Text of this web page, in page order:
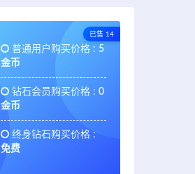
已售 14
普通用户购买价格 : 5
金币
钻石会员购买价格 : 0
金币
终身钻石购买价格 :
免费